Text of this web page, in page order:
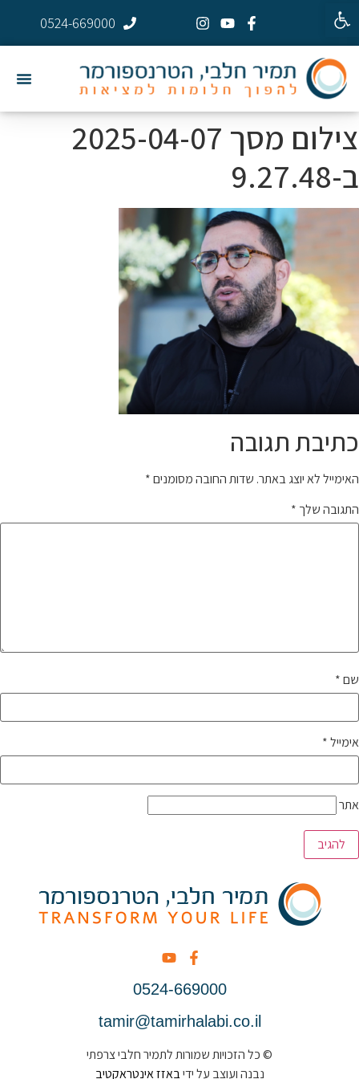
פתח סרגל נגישות
0524-669000
צילום מסך 2025-04-07
ב-9.27.48
כתיבת תגובה
האימייל לא יוצג באתר. שדות החובה מסומנים*
התגובה שלך *
שם*
אימייל*
אתר
0524-669000
tamir@tamirhalabi.co.il
© כל הזכויות שמורות לתמיר חלבי צרפתי
נבנה ועוצב על ידיבאזז אינטראקטיב